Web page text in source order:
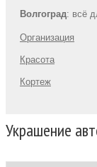
Волгоград: всё
Организация
Красота
Кортеж
Украшение